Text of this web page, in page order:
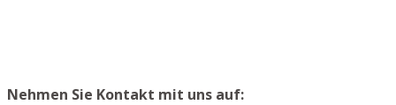
Nehmen Sie Kontakt mit uns auf: